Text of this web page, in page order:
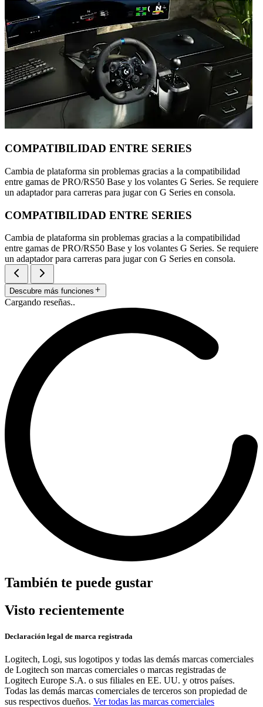
COMPATIBILIDAD ENTRE SERIES
Cambia de plataforma sin problemas gracias a la compatibilidad
entre gamas de PRO/RS50 Base y los volantes G Series. Se requiere
un adaptador para carreras para jugar con G Series en consola.
COMPATIBILIDAD ENTRE SERIES
Cambia de plataforma sin problemas gracias a la compatibilidad
entre gamas de PRO/RS50 Base y los volantes G Series. Se requiere
un adaptador para carreras para jugar con G Series en consola.
Descubre más funciones
Cargando reseñas..
También te puede gustar
Visto recientemente
Declaración legal de marca registrada
Logitech, Logi, sus logotipos y todas las demás marcas comerciales
de Logitech son marcas comerciales o marcas registradas de
Logitech Europe S.A. o sus filiales en EE. UU. y otros países.
Todas las demás marcas comerciales de terceros son propiedad de
sus respectivos dueños. Ver todas las marcas comerciales